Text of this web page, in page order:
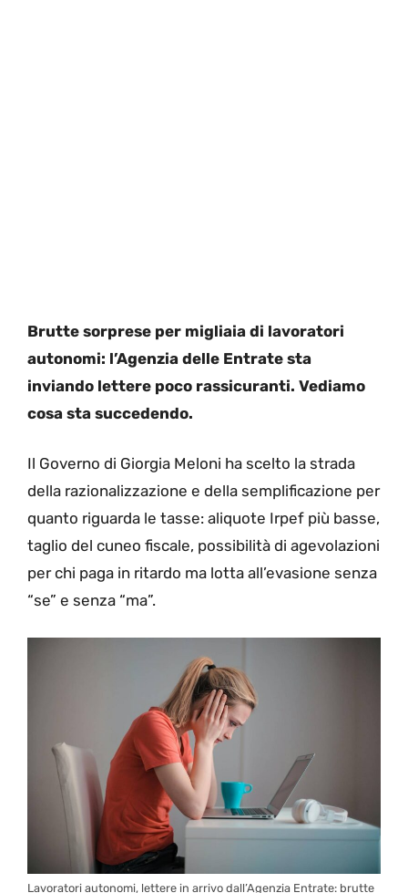
Brutte sorprese per migliaia di lavoratori
autonomi: l’Agenzia delle Entrate sta
inviando lettere poco rassicuranti. Vediamo
cosa sta succedendo.
Il Governo di Giorgia Meloni ha scelto la strada
della razionalizzazione e della semplificazione per
quanto riguarda le tasse: aliquote Irpef più basse,
taglio del cuneo fiscale, possibilità di agevolazioni
per chi paga in ritardo ma lotta all’evasione senza
“se” e senza “ma”.
Lavoratori autonomi, lettere in arrivo dall’Agenzia Entrate: brutte